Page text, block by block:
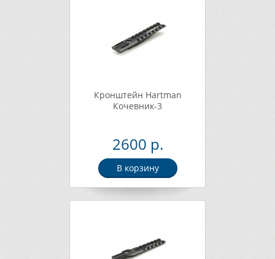
Кронштейн Hartman
Кочевник-3
2600 р.
В корзину